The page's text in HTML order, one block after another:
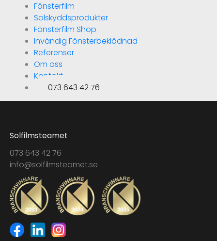
Fönsterfilm
Solskyddsprodukter
Fönsterfilm Shop
Invändig Fönsterbeklädnad
Referenser
Om oss
Kontakt
073 643 42 76
Solfilmsteamet
073 643 42 76
info@solfilmsteamet.se